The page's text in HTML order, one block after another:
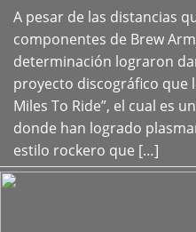
A pesar de las distancias
componentes de Brew
determinación lograron
proyecto discográfico que
Miles To Ride”, el cual es
donde han logrado
estilo rockero que […]